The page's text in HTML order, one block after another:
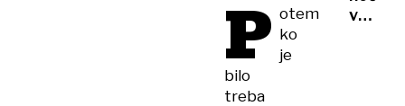
P otem
ko
je
bilo
treba
v